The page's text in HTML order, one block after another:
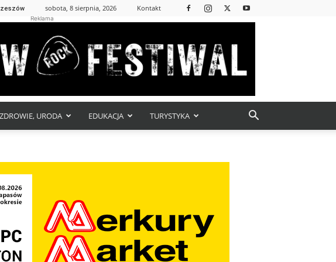
sobota, 8 sierpnia, 2026 Kontakt
Reklama
ZDROWIE, URODA EDUKACJA TURYSTYKA